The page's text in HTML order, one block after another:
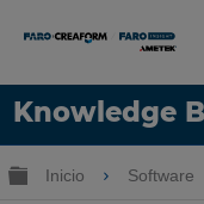
Knowledge
Idioma
Expandir/
Inicio Software